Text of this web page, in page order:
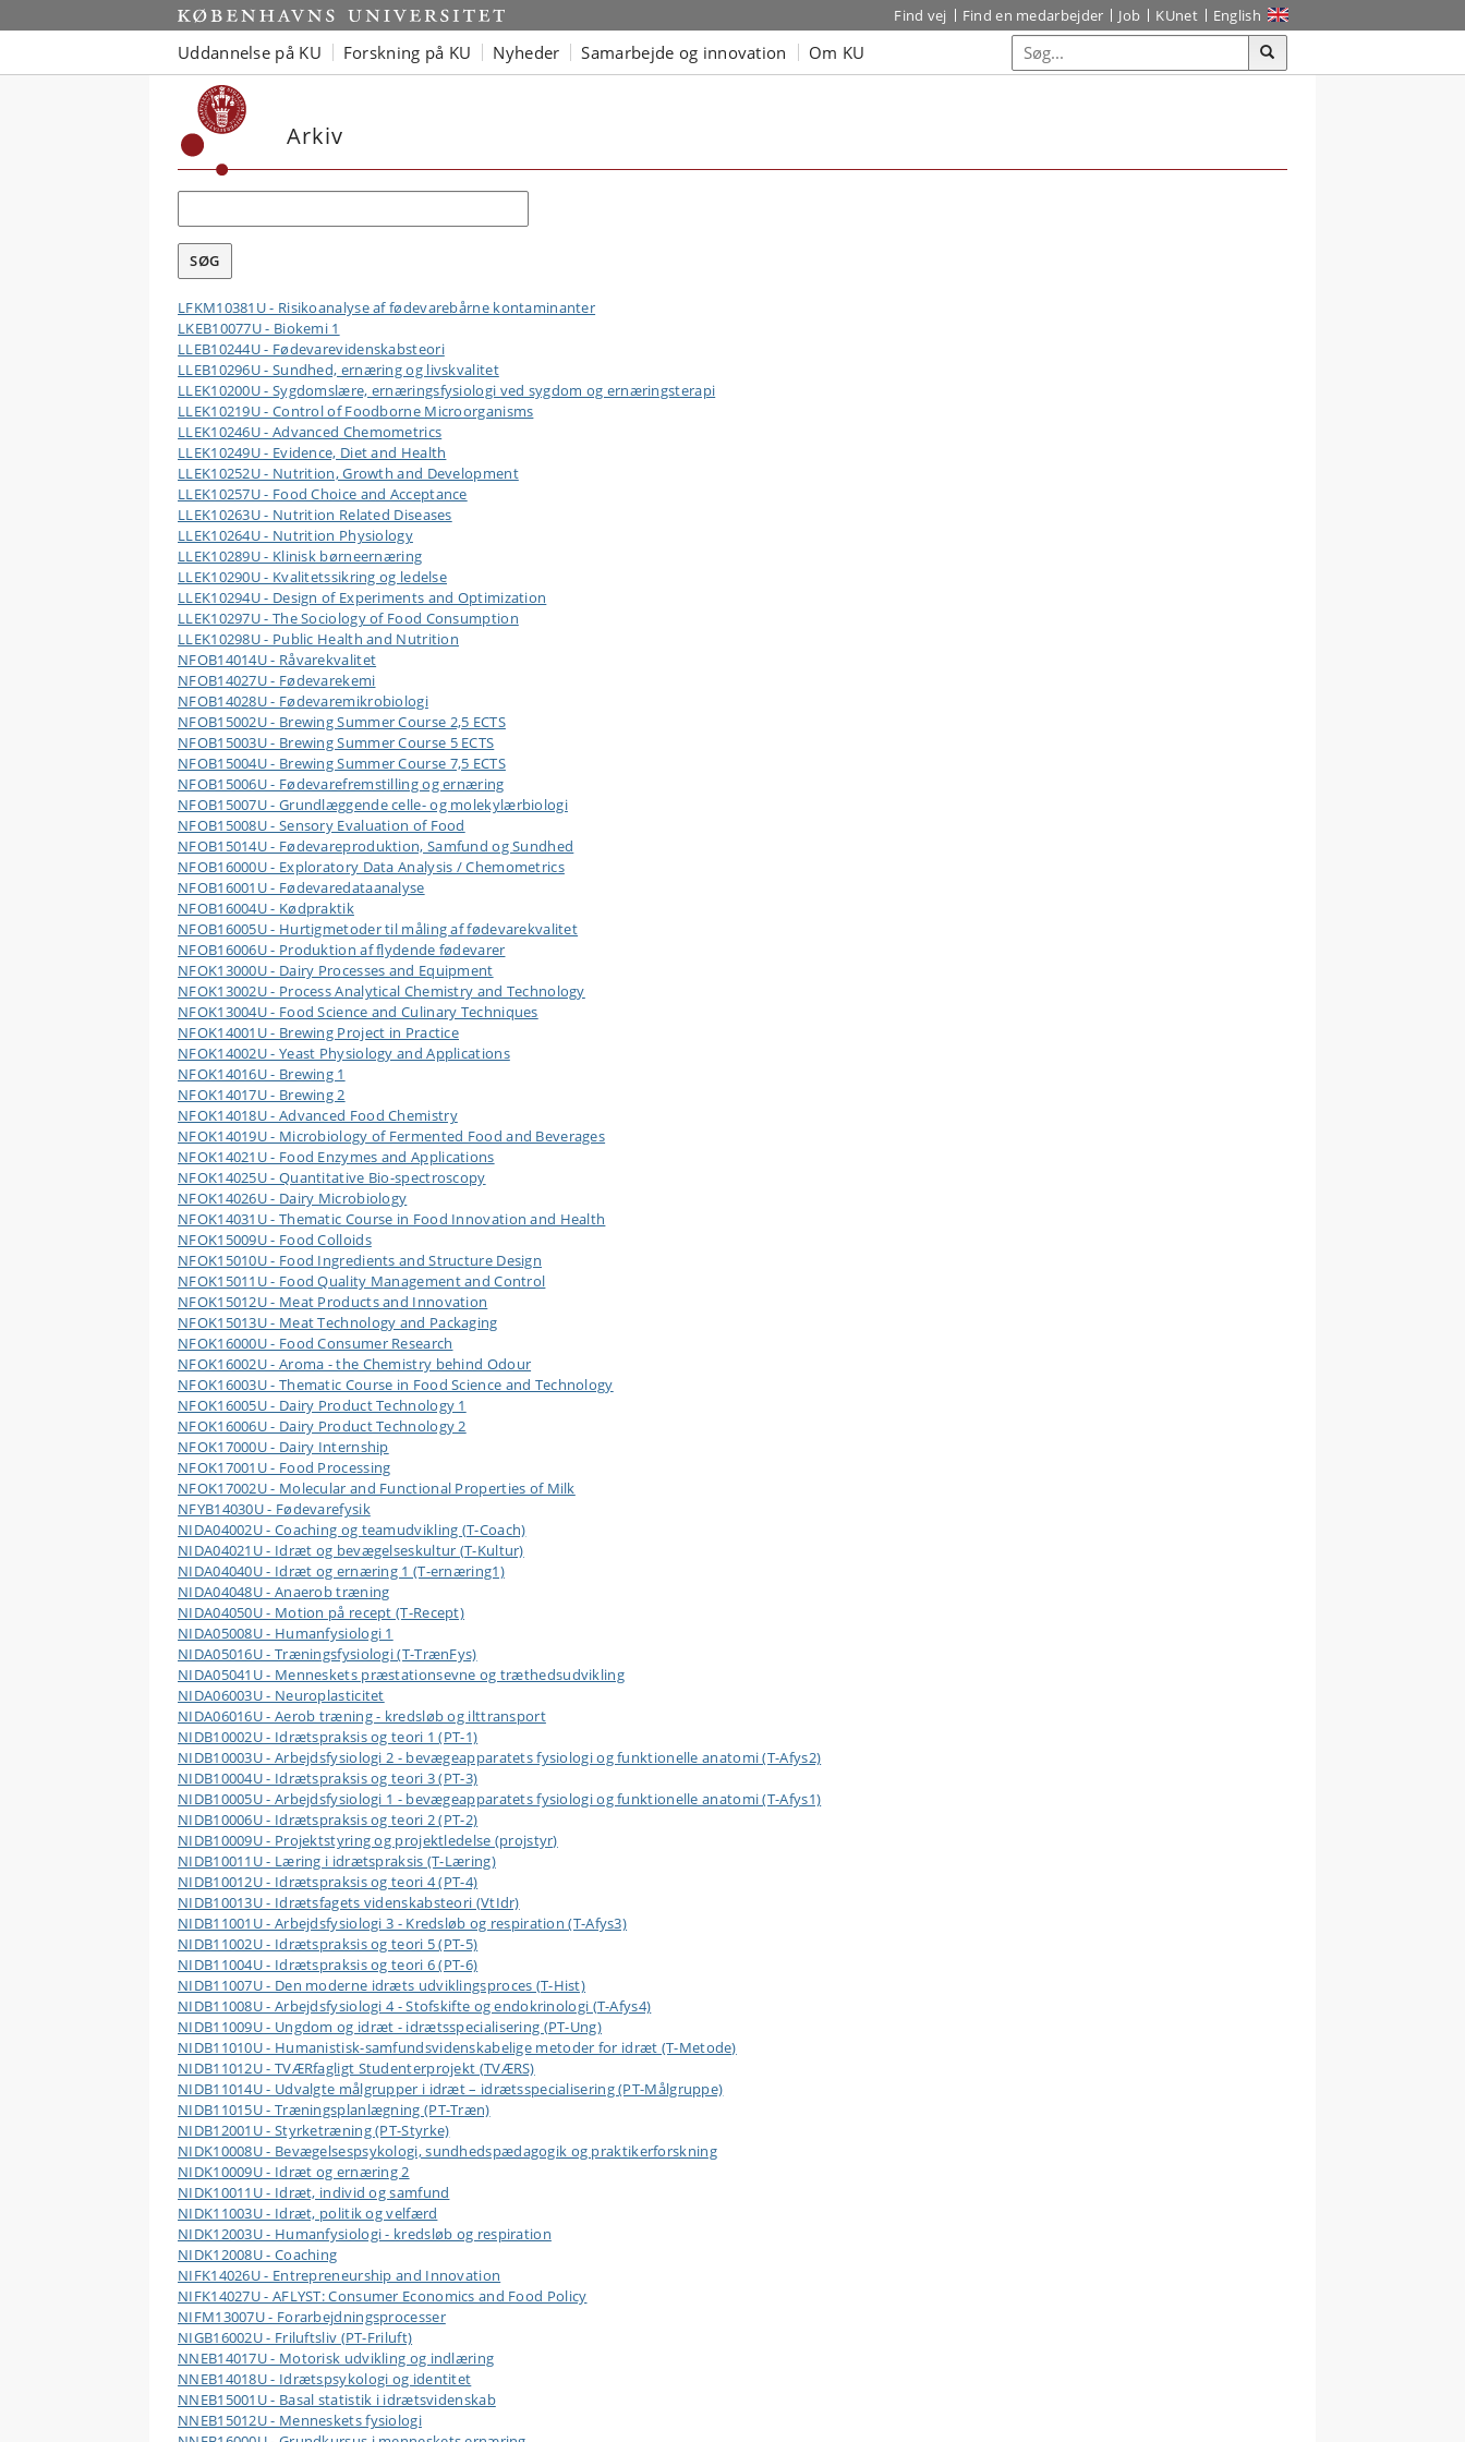
Find vej Find en medarbejder Job KUnet English
Uddannelse på KU Forskning på KU Nyheder Samarbejde og innovation Om KU
Arkiv
LFKM10381U - Risikoanalyse af fødevarebårne kontaminanter
LKEB10077U - Biokemi 1
LLEB10244U - Fødevarevidenskabsteori
LLEB10296U - Sundhed, ernæring og livskvalitet
LLEK10200U - Sygdomslære, ernæringsfysiologi ved sygdom og ernæringsterapi
LLEK10219U - Control of Foodborne Microorganisms
LLEK10246U - Advanced Chemometrics
LLEK10249U - Evidence, Diet and Health
LLEK10252U - Nutrition, Growth and Development
LLEK10257U - Food Choice and Acceptance
LLEK10263U - Nutrition Related Diseases
LLEK10264U - Nutrition Physiology
LLEK10289U - Klinisk børneernæring
LLEK10290U - Kvalitetssikring og ledelse
LLEK10294U - Design of Experiments and Optimization
LLEK10297U - The Sociology of Food Consumption
LLEK10298U - Public Health and Nutrition
NFOB14014U - Råvarekvalitet
NFOB14027U - Fødevarekemi
NFOB14028U - Fødevaremikrobiologi
NFOB15002U - Brewing Summer Course 2,5 ECTS
NFOB15003U - Brewing Summer Course 5 ECTS
NFOB15004U - Brewing Summer Course 7,5 ECTS
NFOB15006U - Fødevarefremstilling og ernæring
NFOB15007U - Grundlæggende celle- og molekylærbiologi
NFOB15008U - Sensory Evaluation of Food
NFOB15014U - Fødevareproduktion, Samfund og Sundhed
NFOB16000U - Exploratory Data Analysis / Chemometrics
NFOB16001U - Fødevaredataanalyse
NFOB16004U - Kødpraktik
NFOB16005U - Hurtigmetoder til måling af fødevarekvalitet
NFOB16006U - Produktion af flydende fødevarer
NFOK13000U - Dairy Processes and Equipment
NFOK13002U - Process Analytical Chemistry and Technology
NFOK13004U - Food Science and Culinary Techniques
NFOK14001U - Brewing Project in Practice
NFOK14002U - Yeast Physiology and Applications
NFOK14016U - Brewing 1
NFOK14017U - Brewing 2
NFOK14018U - Advanced Food Chemistry
NFOK14019U - Microbiology of Fermented Food and Beverages
NFOK14021U - Food Enzymes and Applications
NFOK14025U - Quantitative Bio-spectroscopy
NFOK14026U - Dairy Microbiology
NFOK14031U - Thematic Course in Food Innovation and Health
NFOK15009U - Food Colloids
NFOK15010U - Food Ingredients and Structure Design
NFOK15011U - Food Quality Management and Control
NFOK15012U - Meat Products and Innovation
NFOK15013U - Meat Technology and Packaging
NFOK16000U - Food Consumer Research
NFOK16002U - Aroma - the Chemistry behind Odour
NFOK16003U - Thematic Course in Food Science and Technology
NFOK16005U - Dairy Product Technology 1
NFOK16006U - Dairy Product Technology 2
NFOK17000U - Dairy Internship
NFOK17001U - Food Processing
NFOK17002U - Molecular and Functional Properties of Milk
NFYB14030U - Fødevarefysik
NIDA04002U - Coaching og teamudvikling (T-Coach)
NIDA04021U - Idræt og bevægelseskultur (T-Kultur)
NIDA04040U - Idræt og ernæring 1 (T-ernæring1)
NIDA04048U - Anaerob træning
NIDA04050U - Motion på recept (T-Recept)
NIDA05008U - Humanfysiologi 1
NIDA05016U - Træningsfysiologi (T-TrænFys)
NIDA05041U - Menneskets præstationsevne og træthedsudvikling
NIDA06003U - Neuroplasticitet
NIDA06016U - Aerob træning - kredsløb og ilttransport
NIDB10002U - Idrætspraksis og teori 1 (PT-1)
NIDB10003U - Arbejdsfysiologi 2 - bevægeapparatets fysiologi og funktionelle anatomi (T-Afys2)
NIDB10004U - Idrætspraksis og teori 3 (PT-3)
NIDB10005U - Arbejdsfysiologi 1 - bevægeapparatets fysiologi og funktionelle anatomi (T-Afys1)
NIDB10006U - Idrætspraksis og teori 2 (PT-2)
NIDB10009U - Projektstyring og projektledelse (projstyr)
NIDB10011U - Læring i idrætspraksis (T-Læring)
NIDB10012U - Idrætspraksis og teori 4 (PT-4)
NIDB10013U - Idrætsfagets videnskabsteori (VtIdr)
NIDB11001U - Arbejdsfysiologi 3 - Kredsløb og respiration (T-Afys3)
NIDB11002U - Idrætspraksis og teori 5 (PT-5)
NIDB11004U - Idrætspraksis og teori 6 (PT-6)
NIDB11007U - Den moderne idræts udviklingsproces (T-Hist)
NIDB11008U - Arbejdsfysiologi 4 - Stofskifte og endokrinologi (T-Afys4)
NIDB11009U - Ungdom og idræt - idrætsspecialisering (PT-Ung)
NIDB11010U - Humanistisk-samfundsvidenskabelige metoder for idræt (T-Metode)
NIDB11012U - TVÆRfagligt Studenterprojekt (TVÆRS)
NIDB11014U - Udvalgte målgrupper i idræt – idrætsspecialisering (PT-Målgruppe)
NIDB11015U - Træningsplanlægning (PT-Træn)
NIDB12001U - Styrketræning (PT-Styrke)
NIDK10008U - Bevægelsespsykologi, sundhedspædagogik og praktikerforskning
NIDK10009U - Idræt og ernæring 2
NIDK10011U - Idræt, individ og samfund
NIDK11003U - Idræt, politik og velfærd
NIDK12003U - Humanfysiologi - kredsløb og respiration
NIDK12008U - Coaching
NIFK14026U - Entrepreneurship and Innovation
NIFK14027U - AFLYST: Consumer Economics and Food Policy
NIFM13007U - Forarbejdningsprocesser
NIGB16002U - Friluftsliv (PT-Friluft)
NNEB14017U - Motorisk udvikling og indlæring
NNEB14018U - Idrætspsykologi og identitet
NNEB15001U - Basal statistik i idrætsvidenskab
NNEB15012U - Menneskets fysiologi